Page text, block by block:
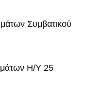
Συμβατικού
Η/Υ 25